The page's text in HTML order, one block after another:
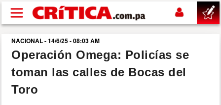
Pasar al contenido principal
buscar
SUCESOS
NACIONAL - 14/6/25 - 08:03 AM
Operación Omega: Policías se
toman las calles de Bocas del
Toro